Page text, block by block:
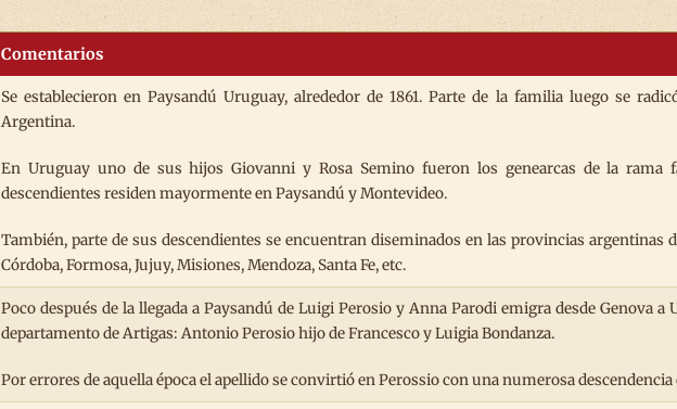
Comentarios
Se establecieron en Paysandú Uruguay, alrededor de 1861. Parte de la familia luego se
Argentina.
En Uruguay uno de sus hijos Giovanni y Rosa Semino fueron los genearcas de la rama
descendientes residen mayormente en Paysandú y Montevideo.
También, parte de sus descendientes se encuentran diseminados en las provincias argentinas
Córdoba, Formosa, Jujuy, Misiones, Mendoza, Santa Fe, etc.
Poco después de la llegada a Paysandú de Luigi Perosio y Anna Parodi emigra desde Genova a
departamento de Artigas: Antonio Perosio hijo de Francesco y Luigia Bondanza.
Por errores de aquella época el apellido se convirtió en Perossio con una numerosa descendencia